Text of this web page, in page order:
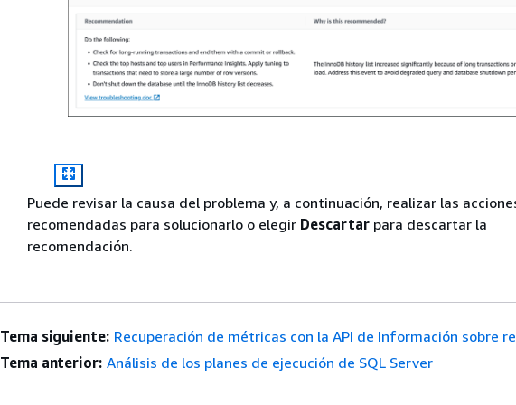
Puede revisar la causa del problema y, a continuación, realizar las
recomendadas para solucionarlo o elegir Descartar para descartar la
recomendación.
Tema siguiente: Recuperación de métricas con la API de Información sobre
Tema anterior: Análisis de los planes de ejecución de SQL Server